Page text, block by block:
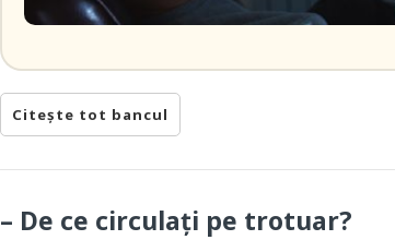
Citește tot bancul
– De ce circulați pe trotuar?